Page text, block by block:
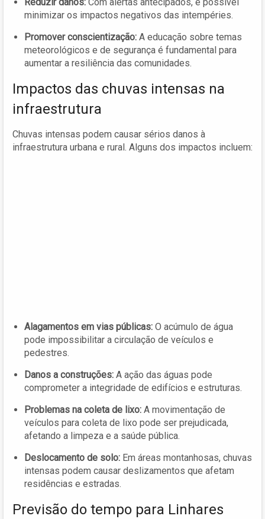
minimizar os impactos negativos das intempéries.
Promover conscientização: A educação sobre temas
meteorológicos e de segurança é fundamental para
aumentar a resiliência das comunidades.
Impactos das chuvas intensas na
infraestrutura
Chuvas intensas podem causar sérios danos à
infraestrutura urbana e rural. Alguns dos impactos incluem:
Alagamentos em vias públicas: O acúmulo de água
pode impossibilitar a circulação de veículos e
pedestres.
Danos a construções: A ação das águas pode
comprometer a integridade de edifícios e estruturas.
Problemas na coleta de lixo: A movimentação de
veículos para coleta de lixo pode ser prejudicada,
afetando a limpeza e a saúde pública.
Deslocamento de solo: Em áreas montanhosas, chuvas
intensas podem causar deslizamentos que afetam
residências e estradas.
Previsão do tempo para Linhares